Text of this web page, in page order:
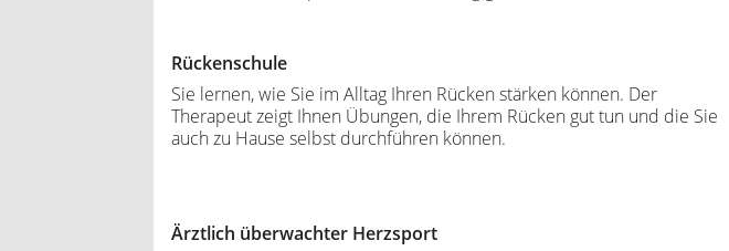
Rückenschule
Sie lernen, wie Sie im Alltag Ihren Rücken stärken können. Der
Therapeut zeigt Ihnen Übungen, die Ihrem Rücken gut tun und die Sie
auch zu Hause selbst durchführen können.
Ärztlich überwachter Herzsport